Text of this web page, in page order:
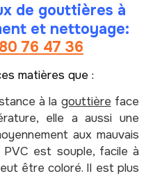
de gouttières à
et nettoyage:
76 47 36
matières que :
à la gouttière face
elle a aussi une
aux mauvais
est souple, facile à
être coloré. Il est plus